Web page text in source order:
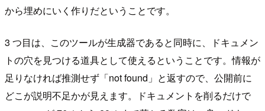
から埋めにいく作りだということです。
3 つ目は、このツールが生成器であると同時に、ドキュメン
トの穴を見つける道具として使えるということです。情報が
足りなければ推測せず「not found」と返すので、公開前に
どこが説明不足かが見えます。ドキュメントを削るだけで